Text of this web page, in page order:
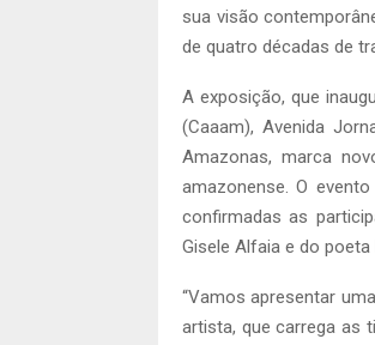
sua visão
de quatro décadas de
A exposição, que
(Caaam), Avenida
Amazonas, marca
amazonense. O
confirmadas as
Gisele Alfaia e do poeta
“Vamos apresentar
artista, que carrega as